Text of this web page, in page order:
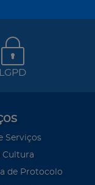
LGPD
Serviços
Cultura
de Protocolo